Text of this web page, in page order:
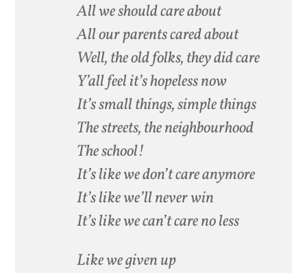
All we should care about
All our parents cared about
Well, the old folks, they did care
Y’all feel it’s hopeless now
It’s small things, simple things
The streets, the neighbourhood
The school!
It’s like we don’t care anymore
It’s like we’ll never win
It’s like we can’t care no less
Like we given up